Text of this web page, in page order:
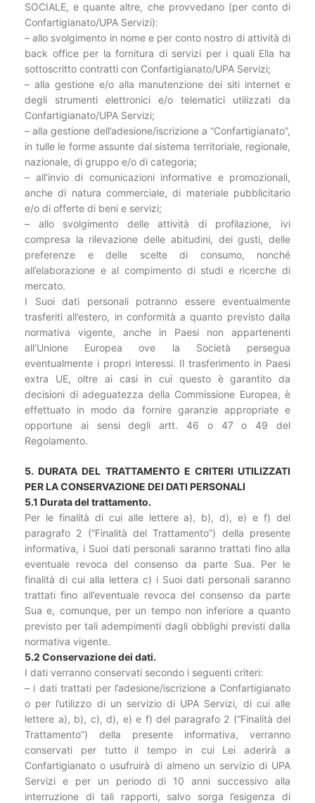
SOCIALE, e quante altre, che provvedano (per conto di
Confartigianato/UPA Servizi):
– allo svolgimento in nome e per conto nostro di attività di
back office per la fornitura di servizi per i quali Ella ha
sottoscritto contratti con Confartigianato/UPA Servizi;
– alla gestione e/o alla manutenzione dei siti internet e
degli strumenti elettronici e/o telematici utilizzati da
Confartigianato/UPA Servizi;
– alla gestione dell’adesione/iscrizione a “Confartigianato”,
in tulle le forme assunte dal sistema territoriale, regionale,
nazionale, di gruppo e/o di categoria;
– all’invio di comunicazioni informative e promozionali,
anche di natura commerciale, di materiale pubblicitario
e/o di offerte di beni e servizi;
– allo svolgimento delle attività di profilazione, ivi
compresa la rilevazione delle abitudini, dei gusti, delle
preferenze e delle scelte di consumo, nonché
all’elaborazione e al compimento di studi e ricerche di
mercato.
I Suoi dati personali potranno essere eventualmente
trasferiti all’estero, in conformità a quanto previsto dalla
normativa vigente, anche in Paesi non appartenenti
all’Unione Europea ove la Società persegua
eventualmente i propri interessi. Il trasferimento in Paesi
extra UE, oltre ai casi in cui questo è garantito da
decisioni di adeguatezza della Commissione Europea, è
effettuato in modo da fornire garanzie appropriate e
opportune ai sensi degli artt. 46 o 47 o 49 del
Regolamento.
5. DURATA DEL TRATTAMENTO E CRITERI UTILIZZATI
PER LA CONSERVAZIONE DEI DATI PERSONALI
5.1 Durata del trattamento.
Per le finalità di cui alle lettere a), b), d), e) e f) del
paragrafo 2 (“Finalità del Trattamento”) della presente
informativa, i Suoi dati personali saranno trattati fino alla
eventuale revoca del consenso da parte Sua. Per le
finalità di cui alla lettera c) i Suoi dati personali saranno
trattati fino all’eventuale revoca del consenso da parte
Sua e, comunque, per un tempo non inferiore a quanto
previsto per tali adempimenti dagli obblighi previsti dalla
normativa vigente.
5.2 Conservazione dei dati.
I dati verranno conservati secondo i seguenti criteri:
– i dati trattati per l’adesione/iscrizione a Confartigianato
o per l’utilizzo di un servizio di UPA Servizi, di cui alle
lettere a), b), c), d), e) e f) del paragrafo 2 (“Finalità del
Trattamento”) della presente informativa, verranno
conservati per tutto il tempo in cui Lei aderirà a
Confartigianato o usufruirà di almeno un servizio di UPA
Servizi e per un periodo di 10 anni successivo alla
interruzione di tali rapporti, salvo sorga l’esigenza di